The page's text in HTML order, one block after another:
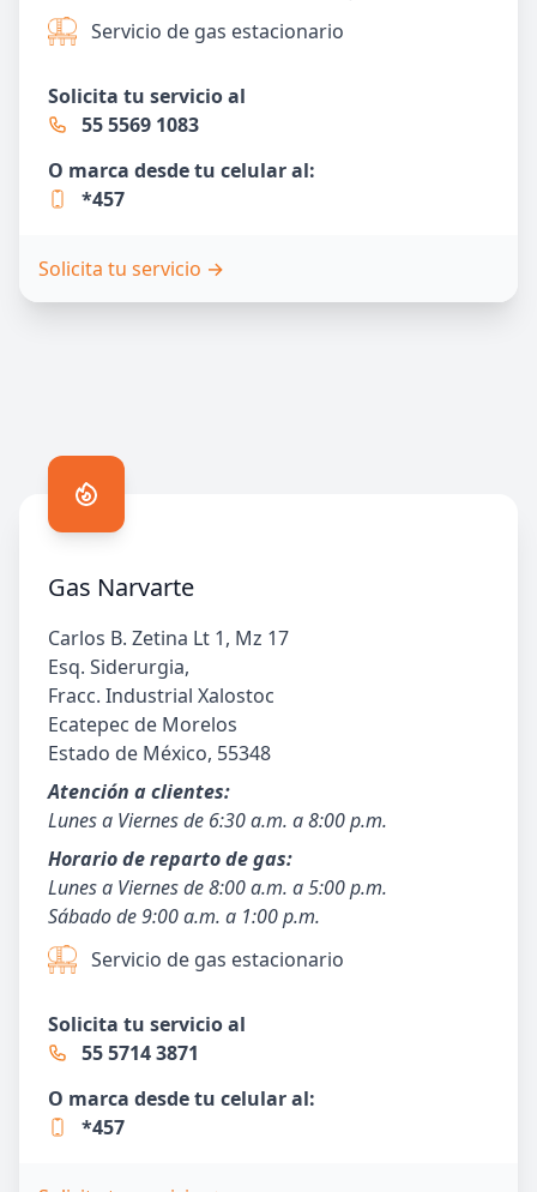
Servicio de gas estacionario
Solicita tu servicio al
55 5569 1083
O marca desde tu celular al:
*457
Solicita tu servicio →
Gas Narvarte
Carlos B. Zetina Lt 1, Mz 17
Esq. Siderurgia,
Fracc. Industrial Xalostoc
Ecatepec de Morelos
Estado de México, 55348
Atención a clientes:
Lunes a Viernes de 6:30 a.m. a 8:00 p.m.
Horario de reparto de gas:
Lunes a Viernes de 8:00 a.m. a 5:00 p.m.
Sábado de 9:00 a.m. a 1:00 p.m.
Servicio de gas estacionario
Solicita tu servicio al
55 5714 3871
O marca desde tu celular al:
*457